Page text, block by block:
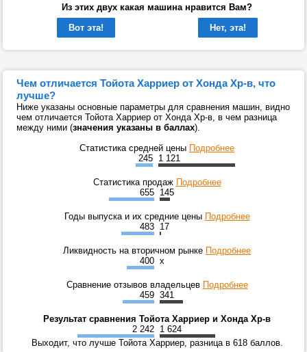
Из этих двух какая машина нравится Вам?
Вот эта!
Нет, эта!
Чем отличается Тойота Харриер от Хонда Хр-в, что
лучше?
Ниже указаны основные параметры для сравнения машин, видно
чем отличается Тойота Харриер от Хонда Хр-в, в чем разница
между ними (значения указаны в баллах).
Статистика средней цены Подробнее
245 1 121
Статистика продаж Подробнее
655 145
Годы выпуска и их средние цены Подробнее
483 17
Ликвидность на вторичном рынке Подробнее
400 x
Сравнение отзывов владельцев Подробнее
459 341
Результат сравнения Тойота Харриер и Хонда Хр-в
2 242 1 624
Выходит, что лучше Тойота Харриер, разница в 618 баллов.